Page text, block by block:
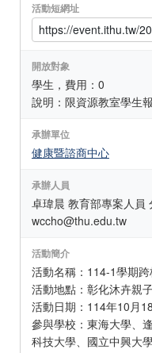
活動短網址
開放對象
學生，費用：0
說明：限資源教室學生
承辦單位
健康暨諮商中心
承辦人員
卓瑋晨 教育部專案人員
wccho@thu.edu.tw
活動簡介
活動名稱：114-1學期
活動地點：彰化沐卉親
活動日期：114年10月
參與學校：東海大學、
科技大學、國立中興大